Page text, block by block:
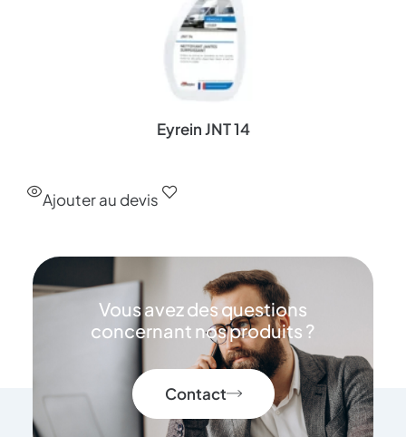
Eyrein JNT 14
Ajouter au devis
Vous avez des questions
concernant nos produits ?
Contact